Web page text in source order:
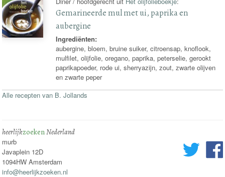
Gemarineerde mul met ui, paprika en
aubergine
Ingrediënten:
aubergine, bloem, bruine suiker, citroensap, knoflook,
mulfilet, olijfolie, oregano, paprika, peterselie, gerookt
paprikapoeder, rode ui, sherryazijn, zout, zwarte olijven
en zwarte peper
Alle recepten van B. Jollands
heerlijkzoekenNederland
murb
Javaplein 12D
1094HW Amsterdam
info@heerlijkzoeken.nl